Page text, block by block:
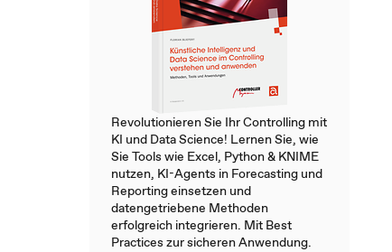
Revolutionieren Sie Ihr Controlling mit
KI und Data Science! Lernen Sie, wie
Sie Tools wie Excel, Python & KNIME
nutzen, KI-Agents in Forecasting und
Reporting einsetzen und
datengetriebene Methoden
erfolgreich integrieren. Mit Best
Practices zur sicheren Anwendung.